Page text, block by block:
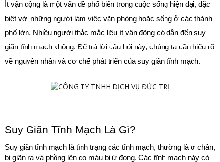
Ít vận động là một vấn đề phổ biến trong cuộc sống hiện đại, đặc
biệt với những người làm việc văn phòng hoặc sống ở các thành
phố lớn. Nhiều người thắc mắc liệu ít vận động có dẫn đến suy
giãn tĩnh mạch không. Để trả lời câu hỏi này, chúng ta cần hiểu rõ
về nguyên nhân và cơ chế phát triển của suy giãn tĩnh mạch.
Suy Giãn Tĩnh Mạch Là Gì?
Suy giãn tĩnh mạch là tình trạng các tĩnh mạch, thường là ở chân,
bị giãn ra và phồng lên do máu bị ứ đọng. Các tĩnh mạch này có